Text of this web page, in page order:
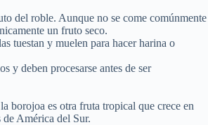
del roble. Aunque no se come comúnmente
un fruto seco.
tuestan y muelen para hacer harina o
y deben procesarse antes de ser
borojoa es otra fruta tropical que crece en
de América del Sur.